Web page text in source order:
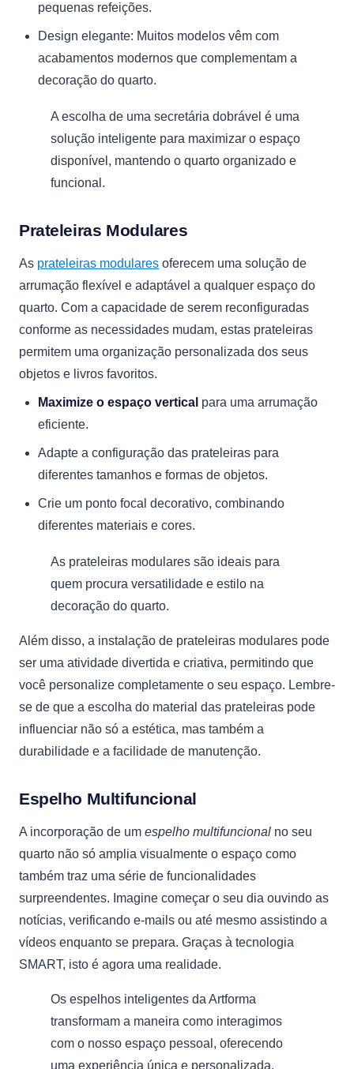
pequenas refeições.
Design elegante: Muitos modelos vêm com
acabamentos modernos que complementam a
decoração do quarto.
A escolha de uma secretária dobrável é uma
solução inteligente para maximizar o espaço
disponível, mantendo o quarto organizado e
funcional.
Prateleiras Modulares
As prateleiras modulares oferecem uma solução de
arrumação flexível e adaptável a qualquer espaço do
quarto. Com a capacidade de serem reconfiguradas
conforme as necessidades mudam, estas prateleiras
permitem uma organização personalizada dos seus
objetos e livros favoritos.
Maximize o espaço vertical para uma arrumação
eficiente.
Adapte a configuração das prateleiras para
diferentes tamanhos e formas de objetos.
Crie um ponto focal decorativo, combinando
diferentes materiais e cores.
As prateleiras modulares são ideais para
quem procura versatilidade e estilo na
decoração do quarto.
Além disso, a instalação de prateleiras modulares pode
ser uma atividade divertida e criativa, permitindo que
você personalize completamente o seu espaço. Lembre-
se de que a escolha do material das prateleiras pode
influenciar não só a estética, mas também a
durabilidade e a facilidade de manutenção.
Espelho Multifuncional
A incorporação de um espelho multifuncional no seu
quarto não só amplia visualmente o espaço como
também traz uma série de funcionalidades
surpreendentes. Imagine começar o seu dia ouvindo as
notícias, verificando e-mails ou até mesmo assistindo a
vídeos enquanto se prepara. Graças à tecnologia
SMART, isto é agora uma realidade.
Os espelhos inteligentes da Artforma
transformam a maneira como interagimos
com o nosso espaço pessoal, oferecendo
uma experiência única e personalizada.